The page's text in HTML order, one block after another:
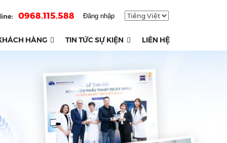
Đăng nhập
0968.115.588
HÀNG TIN TỨC SỰ KIỆN LIÊN HỆ